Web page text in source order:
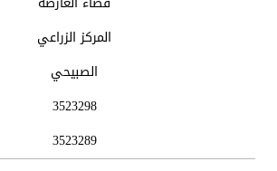
المركز الزراعي
الصبيحي
3523298
3523289